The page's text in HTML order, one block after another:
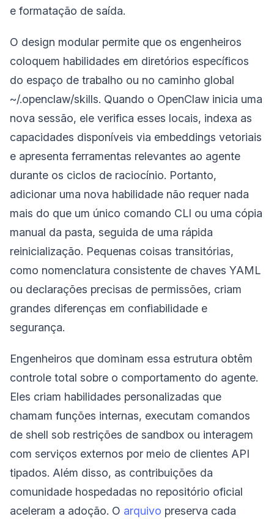
e formatação de saída.
O design modular permite que os engenheiros
coloquem habilidades em diretórios específicos
do espaço de trabalho ou no caminho global
~/.openclaw/skills. Quando o OpenClaw inicia uma
nova sessão, ele verifica esses locais, indexa as
capacidades disponíveis via embeddings vetoriais
e apresenta ferramentas relevantes ao agente
durante os ciclos de raciocínio. Portanto,
adicionar uma nova habilidade não requer nada
mais do que um único comando CLI ou uma cópia
manual da pasta, seguida de uma rápida
reinicialização. Pequenas coisas transitórias,
como nomenclatura consistente de chaves YAML
ou declarações precisas de permissões, criam
grandes diferenças em confiabilidade e
segurança.
Engenheiros que dominam essa estrutura obtêm
controle total sobre o comportamento do agente.
Eles criam habilidades personalizadas que
chamam funções internas, executam comandos
de shell sob restrições de sandbox ou interagem
com serviços externos por meio de clientes API
tipados. Além disso, as contribuições da
comunidade hospedadas no repositório oficial
aceleram a adoção. O arquivo preserva cada